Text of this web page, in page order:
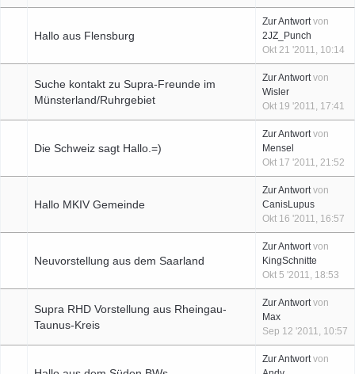
Hallo aus Flensburg
Zur Antwortvon
2JZ_Punch
Okt 21 '2011, 10:14
Suche kontakt zu Supra-Freunde im
Münsterland/Ruhrgebiet
Zur Antwortvon
Wisler
Okt 19 '2011, 17:41
Die Schweiz sagt Hallo.=)
Zur Antwortvon
Mensel
Okt 17 '2011, 21:52
Hallo MKIV Gemeinde
Zur Antwortvon
CanisLupus
Okt 16 '2011, 16:57
Neuvorstellung aus dem Saarland
Zur Antwortvon
KingSchnitte
Okt 5 '2011, 18:53
Supra RHD Vorstellung aus Rheingau-
Taunus-Kreis
Zur Antwortvon
Max
Sep 12 '2011, 10:57
Zur Antwortvon